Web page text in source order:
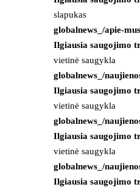
slapukas
globalnews_/apie-
Ilgiausia saugojimo
vietinė saugykla
globalnews_/
Ilgiausia saugojimo
vietinė saugykla
globalnews_/
Ilgiausia saugojimo
vietinė saugykla
globalnews_/
Ilgiausia saugojimo